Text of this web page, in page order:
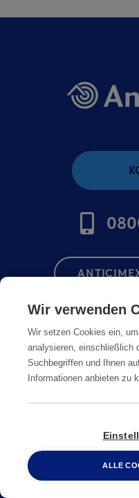
Wir verwenden
Wir setzen Cookies ein,
analysieren, einschließlich
Suchbegriffen und Ihnen
Informationen anbieten zu
ALLE